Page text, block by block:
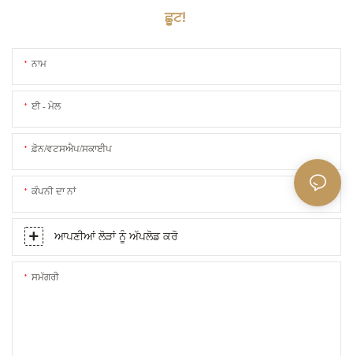
ਛੂਟ!
ਨਾਮ
ਈ - ਮੇਲ
ਫ਼ੋਨ/ਵਟਸਐਪ/ਸਕਾਈਪ
ਕੰਪਨੀ ਦਾ ਨਾਂ
ਆਪਣੀਆਂ ਲੋੜਾਂ ਨੂੰ ਅੱਪਲੋਡ ਕਰੋ
ਸਮੱਗਰੀ